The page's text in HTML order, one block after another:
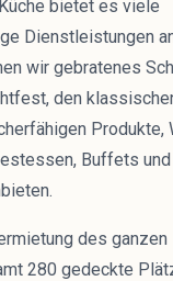
bietet es viele
Dienstleistungen
wir gebratenes
den
Produkte,
Buffets
des ganzen
280 gedeckte